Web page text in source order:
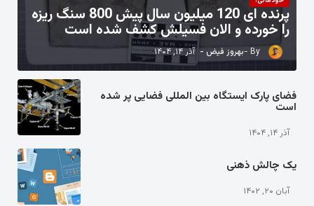
پرنده ای 120 میلیون سال پیش 800 سنگ ریزه
را خورده و الان فسیلش کشف شده است
بهروز فیض آذر ۱۴, ۱۴۰۴
فضای پارک ایستگاه بین المللی فضایی پر شده
است
آذر ۱۴, ۱۴۰۴
یک چالش ذهنی
آبان ۲۰, ۱۴۰۲